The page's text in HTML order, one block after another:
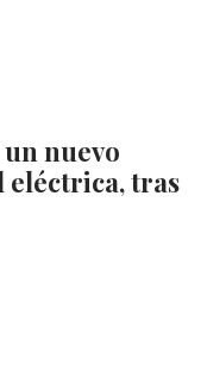
nuevo
eléctrica, tras